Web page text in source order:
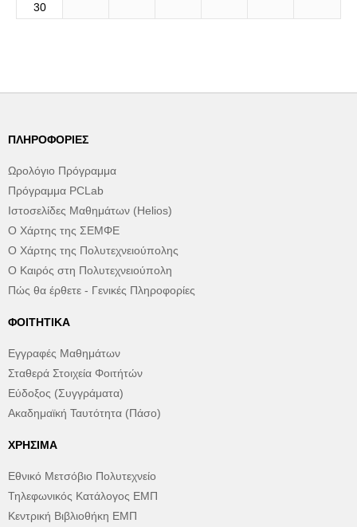
30
ΠΛΗΡΟΦΟΡΊΕΣ
Ωρολόγιο Πρόγραμμα
Πρόγραμμα PCLab
Ιστοσελίδες Μαθημάτων (Helios)
Ο Χάρτης της ΣΕΜΦΕ
Ο Χάρτης της Πολυτεχνειούπολης
Ο Καιρός στη Πολυτεχνειούπολη
Πώς θα έρθετε - Γενικές Πληροφορίες
ΦΟΙΤΗΤΙΚΆ
Εγγραφές Μαθημάτων
Σταθερά Στοιχεία Φοιτήτών
Εύδοξος (Συγγράματα)
Ακαδημαϊκή Ταυτότητα (Πάσο)
ΧΡΉΣΙΜΑ
Εθνικό Μετσόβιο Πολυτεχνείο
Τηλεφωνικός Κατάλογος ΕΜΠ
Κεντρική Βιβλιοθήκη ΕΜΠ